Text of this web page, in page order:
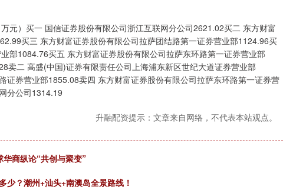
元）买一 国信证券股份有限公司浙江互联网分公司2621.02买二 东方财富
买三 东方财富证券股份有限公司拉萨团结路第一证券营业部1124.96买
部1084.76买五 东方财富证券股份有限公司拉萨东环路第一证券营业部
卖二 高盛(中国)证券有限责任公司上海浦东新区世纪大道证券营业部
证券营业部1855.08卖四 东方财富证券股份有限公司拉萨东环路第一证券营
分公司1314.19
升融配资提示：文章来自网络，不代表本站观点。
商纵论“共创与聚变”
少？潮州+汕头+南澳岛全景路线！